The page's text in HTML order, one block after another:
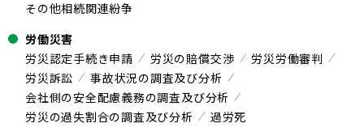
その他相続関連紛争
労働災害
労災認定手続き申請
労災の賠償交渉
労災労働審判
労災訴訟
事故状況の調査及び分析
会社側の安全配慮義務の調査及び分析
労災の過失割合の調査及び分析
過労死